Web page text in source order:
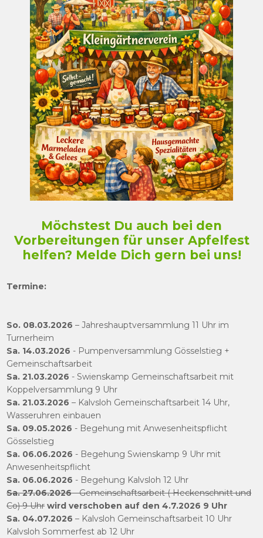
Möchstest Du auch bei den
Vorbereitungen für unser Apfelfest
helfen? Melde Dich gern bei uns!
Termine:
So. 08.03.2026 – Jahreshauptversammlung 11 Uhr im
Turnerheim
Sa. 14.03.2026 - Pumpenversammlung Gösselstieg +
Gemeinschaftsarbeit
Sa. 21.03.2026 - Swienskamp Gemeinschaftsarbeit mit
Koppelversammlung 9 Uhr
Sa. 21.03.2026 – Kalvsloh Gemeinschaftsarbeit 14 Uhr,
Wasseruhren einbauen
Sa. 09.05.2026 - Begehung mit Anwesenheitspflicht
Gösselstieg
Sa. 06.06.2026 - Begehung Swienskamp 9 Uhr mit
Anwesenheitspflicht
Sa. 06.06.2026 - Begehung Kalvsloh 12 Uhr
Sa. 27.06.2026- Gemeinschaftsarbeit ( Heckenschnitt und
Co) 9 Uhr wird verschoben auf den 4.7.2026 9 Uhr
Sa. 04.07.2026 – Kalvsloh Gemeinschaftsarbeit 10 Uhr
Kalvsloh Sommerfest ab 12 Uhr